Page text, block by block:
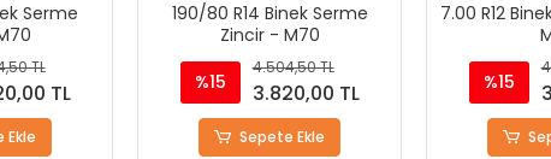
Serme
TL
TL
Ekle
190/80 R14 Binek Serme
Zincir - M70
%15
4.504,50 TL
3.820,00 TL
Sepete Ekle
7.00 R12
%15